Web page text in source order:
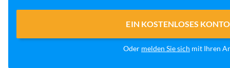
EIN KOSTENLOSES
Oder melden Sie sich mit Ihren